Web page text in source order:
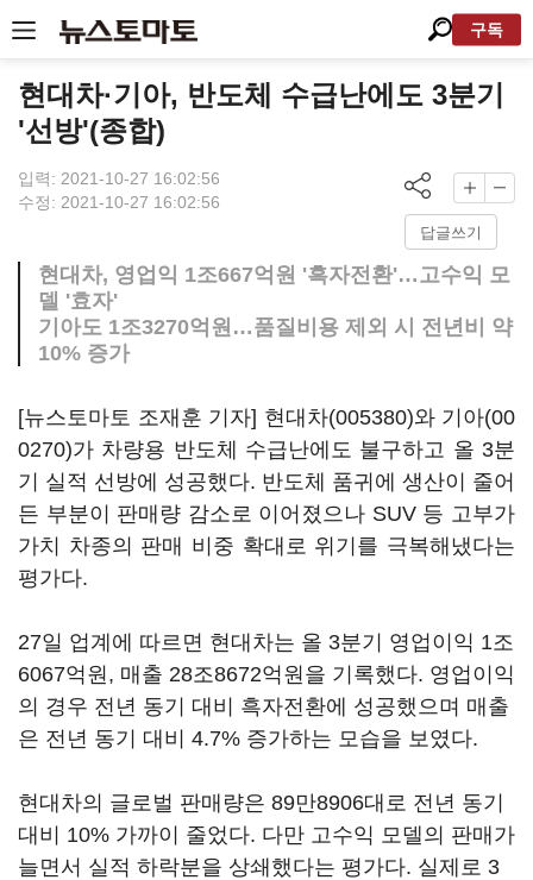
구독
현대차·기아, 반도체 수급난에도 3분기
'선방'(종합)
입력: 2021-10-27 16:02:56
수정: 2021-10-27 16:02:56
답글쓰기
현대차, 영업익 1조667억원 '흑자전환'…고수익 모
델 '효자'
기아도 1조3270억원…품질비용 제외 시 전년비 약
10% 증가
[뉴스토마토 조재훈 기자] 현대차(005380)와 기아(00
0270)가 차량용 반도체 수급난에도 불구하고 올 3분
기 실적 선방에 성공했다. 반도체 품귀에 생산이 줄어
든 부분이 판매량 감소로 이어졌으나 SUV 등 고부가
가치 차종의 판매 비중 확대로 위기를 극복해냈다는
평가다.
27일 업계에 따르면 현대차는 올 3분기 영업이익 1조
6067억원, 매출 28조8672억원을 기록했다. 영업이익
의 경우 전년 동기 대비 흑자전환에 성공했으며 매출
은 전년 동기 대비 4.7% 증가하는 모습을 보였다.
현대차의 글로벌 판매량은 89만8906대로 전년 동기
대비 10% 가까이 줄었다. 다만 고수익 모델의 판매가
늘면서 실적 하락분을 상쇄했다는 평가다. 실제로 3